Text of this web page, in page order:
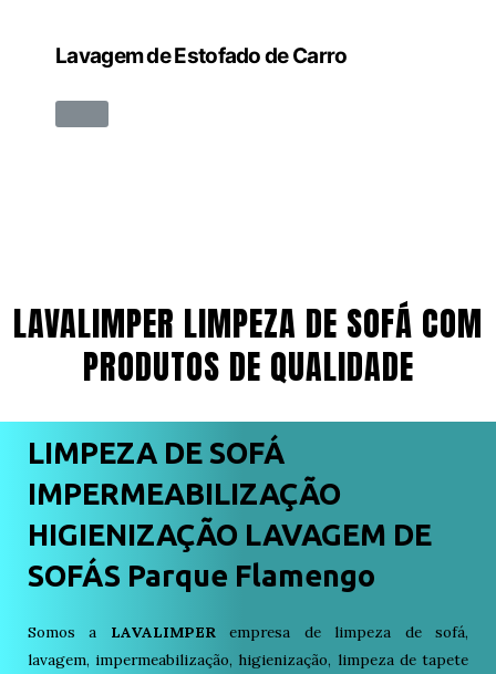
Lavagem de Estofado de Carro
LAVALIMPER LIMPEZA DE SOFÁ COM
PRODUTOS DE QUALIDADE
LIMPEZA DE SOFÁ
IMPERMEABILIZAÇÃO
HIGIENIZAÇÃO LAVAGEM DE
SOFÁS Parque Flamengo
Somos a LAVALIMPERempresa de limpeza de sofá,
lavagem, impermeabilização, higienização, limpeza de tapete